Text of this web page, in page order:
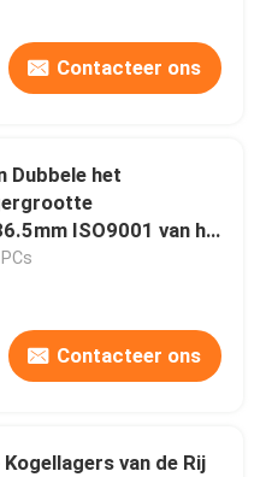
Contacteer ons
Dubbele het
ISO9001 van het
Contact
Contacteer ons
Kogellagers van de Rij